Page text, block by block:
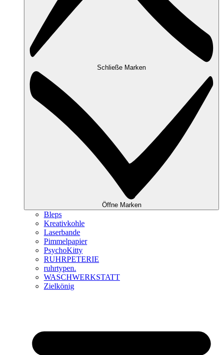
Schließe Marken
Öffne Marken
Bleps
Kreativkohle
Laserbande
Pimmelpapier
PsychoKitty
RUHRPETERIE
ruhrtypen.
WASCHWERKSTATT
Zielkönig